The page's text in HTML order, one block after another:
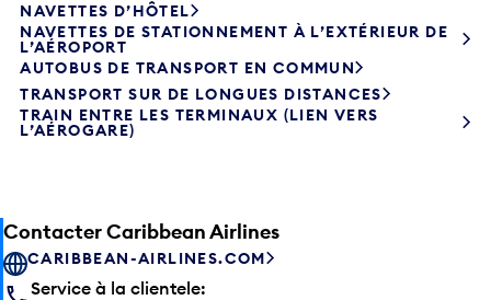
NAVETTES D’HÔTEL
NAVETTES DE STATIONNEMENT À L’EXTÉRIEUR DE
L’AÉROPORT
AUTOBUS DE TRANSPORT EN COMMUN
TRANSPORT SUR DE LONGUES DISTANCES
TRAIN ENTRE LES TERMINAUX (LIEN VERS
L’AÉROGARE)
Contacter Caribbean Airlines
CARIBBEAN-AIRLINES.COM
Service à la clientele: